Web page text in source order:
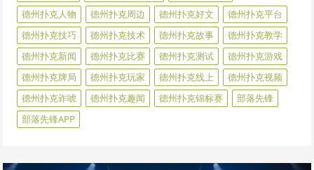
德州扑克人物
德州扑克周边 德州扑克好文
德州扑克平台
德州扑克技巧
德州扑克技术 德州扑克故事
德州扑克教学
德州扑克新闻
德州扑克比赛 德州扑克测试
德州扑克游戏
德州扑克牌局
德州扑克玩家 德州扑克线上
德州扑克视频
德州扑克诈唬
德州扑克趣闻 德州扑克锦标赛
部落先锋
部落先锋APP